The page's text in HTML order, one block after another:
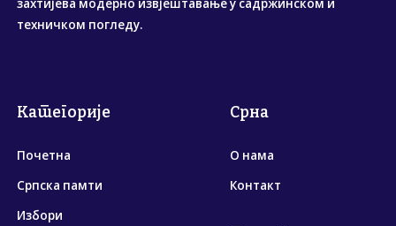
захтијева модерно извјештавање у садржинском и
техничком погледу.
Категорије
Почетна
Српска памти
Избори
Срна
О нама
Контакт